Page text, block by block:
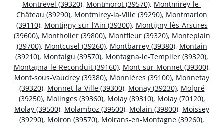
Montrevel (39320), Montmorot (39570), Montmirey-le-
Château (39290), Montmirey-la-Ville (39290), Montmarlon
(39110), Montigny-sur-l’Ain (39300), Montigny-lès-Arsures
(39600), Montholier (39800), Montfleur (39320), Monteplain
(39700), Montcusel (39260), Montbarrey (39380), Montain
(39210), Montaigu (39570), Montagna-le-Templier (39320),
Montagna-le-Reconduit (39160), Mont-sur-Monnet (39300),
Mont-sous-Vaudrey (39380), Monnières (39100), Monnetay
(39320), Monnet-la-Ville (39300), Monay (39230), Molpré
(39250), Molinges (39360), Molay (89310), Molay (70120),
Molay (39500), Molamboz (39600), Molain (39800), Moissey
(39290), Moiron (39570), Moirans-en-Montagne (39260),